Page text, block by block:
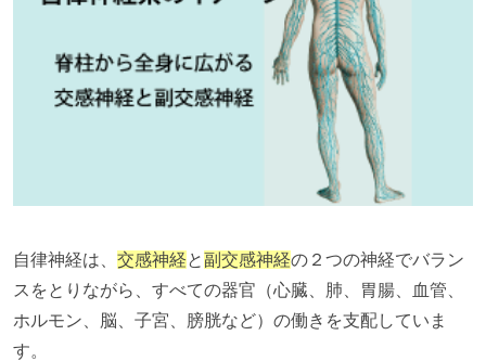
自律神経は、 交感神経と副交感神経の２つの神経でバラン
スをとりながら、すべての器官（心臓、肺、胃腸、血管、
ホルモン、脳、子宮、膀胱など）の働きを支配していま
す。